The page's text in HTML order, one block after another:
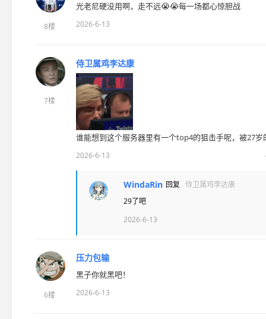
8楼
光老尼硬没用啊，走不远😭😭每一场都心惊胆战
2026-6-13
7楼
侍卫属鸡李达康
谁能想到这个服务器里有一个top4的狙击手呢，被27
2026-6-13
WindaRin 回复 侍卫属鸡李达康
29了吧
2026-6-13
6楼
压力包输
黑子你就黑吧！
2026-6-13